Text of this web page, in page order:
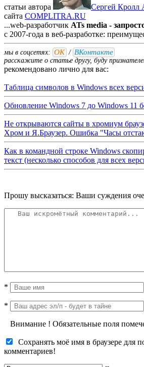
статьи автора Сергей Кролл
cайта COMPLITRA.RU
...web-разработчик ATs media -
с 2007-года в веб-разработке:
мы в соцсетях: ОК / ВКонтакте
расскажите о статье другу, буду
рекомендовано лично для вас:
Таблица символов в Windows всех
Обновление Windows 7 до Windows 11
Не открываются сайты в хромиум
Хром и Я.Браузер. Ошибка "Часы
Как в командной строке Windows
текст (несколько способов для всех
Прошу высказаться: Ваши суждения
*
*
Внимание ! Обязательные поля
Сохранять моё имя в браузере для
комментариев!